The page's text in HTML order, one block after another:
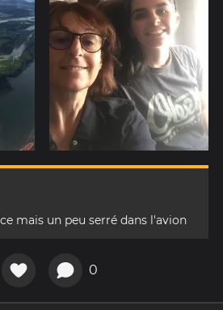
mais un peu serré dans l'avion
0